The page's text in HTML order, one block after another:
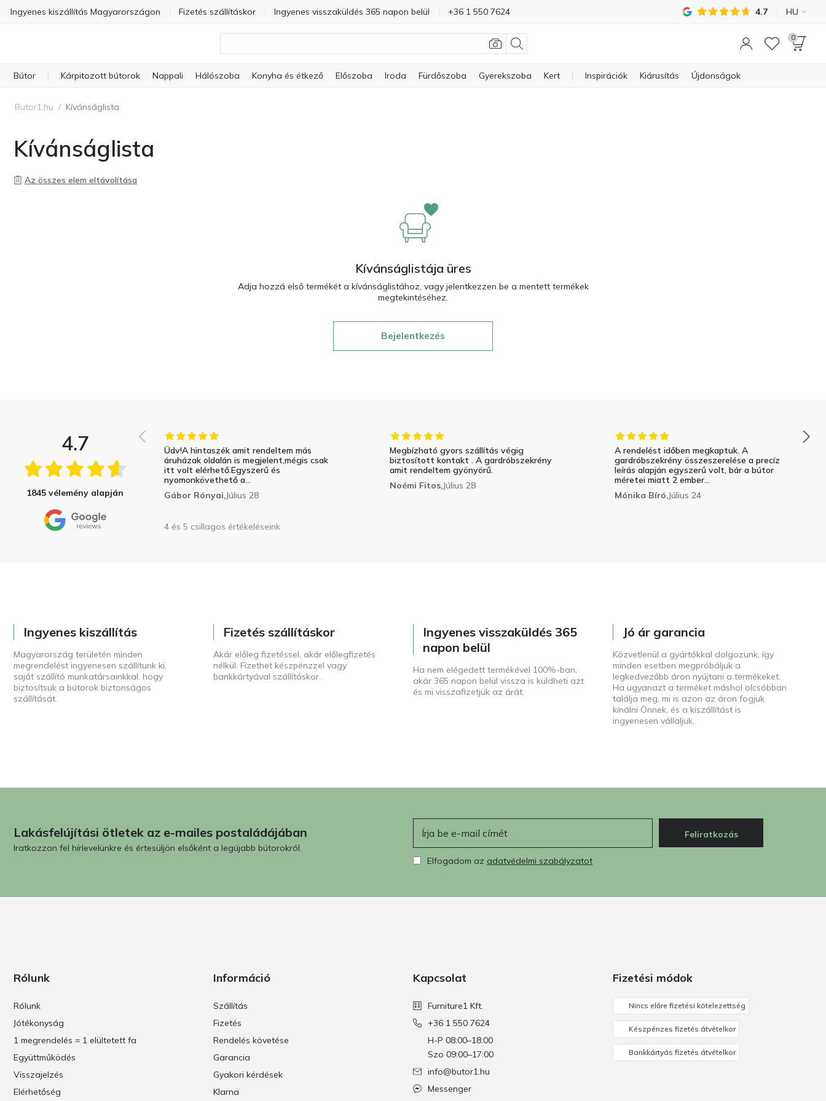
Ingyenes kiszállítás Magyarországon Fizetés szállításkor Ingyenes visszaküldés 365 napon belül +36 1 550 7624 4.7 HU
0
Bútor Kárpitozott bútorok Nappali Hálószoba Konyha és étkező Előszoba Iroda Fürdőszoba Gyerekszoba Kert Inspirációk Kiárusítás Újdonságok
Butor1.hu / Kívánságlista
Kívánságlista
Az összes elem eltávolítása
Kívánságlistája üres
Adja hozzá első termékét a kívánságlistához, vagy jelentkezzen be a mentett termékek
megtekintéséhez.
Bejelentkezés
4.7
1845 vélemény alapján
Üdv!A hintaszék amit rendeltem más
áruházak oldalán is megjelent,mégis csak
itt volt elérhető.Egyszerű és
nyomonkövethető a...
Gábor Rónyai,Július 28
Megbízható gyors szállítás végig
biztosított kontakt . A gardróbszekrény
amit rendeltem gyönyörű.
Noémi Fitos,Július 28
A rendelést időben megkaptuk. A
gardróbszekrény összeszerelése a precíz
leírás alapján egyszerű volt, bár a bútor
méretei miatt 2 ember...
Mónika Bíró,Július 24
4 és 5 csillagos értékeléseink
Ingyenes kiszállítás
Magyarország területén minden
megrendelést ingyenesen szállítunk ki,
saját szállító munkatársainkkal, hogy
biztosítsuk a bútorok biztonságos
szállítását.
Fizetés szállításkor
Akár előleg fizetéssel, akár előlegfizetés
nélkül. Fizethet készpénzzel vagy
bankkártyával szállításkor.
Ingyenes visszaküldés 365
napon belül
Ha nem elégedett termékével 100%-ban,
akár 365 napon belül vissza is küldheti azt
és mi visszafizetjük az árát.
Jó ár garancia
Közvetlenül a gyártókkal dolgozunk, így
minden esetben megpróbáljuk a
legkedvezőbb áron nyújtani a termékeket.
Ha ugyanazt a terméket máshol olcsóbban
találja meg, mi is azon az áron fogjuk
kínálni Önnek, és a kiszállítást is
ingyenesen vállaljuk.
Lakásfelújítási ötletek az e-mailes postaládájában
Iratkozzon fel hírlevelünkre és értesüljön elsőként a legújabb bútorokról.
Elfogadom az adatvédelmi szabályzatot
Feliratkozás
Rólunk
Rólunk
Jótékonyság
1 megrendelés = 1 elültetett fa
Együttműködés
Visszajelzés
Elérhetőség
Információ
Szállítás
Fizetés
Rendelés követése
Garancia
Gyakori kérdések
Klarna
Kapcsolat
Furniture1 Kft.
+36 1 550 7624
H-P 08:00–18:00
Szo 09:00–17:00
info@butor1.hu
Messenger
Fizetési módok
Nincs előre fizetési kötelezettség
Készpénzes fizetés átvételkor
Bankkártyás fizetés átvételkor